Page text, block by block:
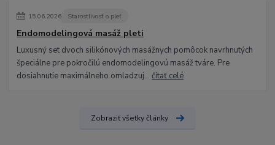
15.06.2026 Starostlivosť o pleť
Endomodelingová masáž pleti
Luxusný set dvoch silikónových masážnych pomôcok navrhnutých
špeciálne pre pokročilú endomodelingovú masáž tváre. Pre
dosiahnutie maximálneho omladzuj...čítať celé
Zobraziť všetky články